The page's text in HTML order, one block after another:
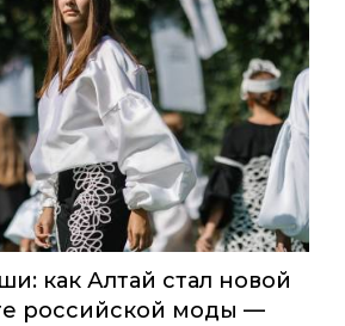
как Алтай стал новой
российской моды —